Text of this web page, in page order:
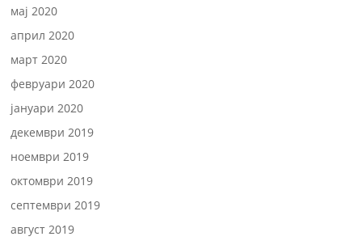
мај 2020
април 2020
март 2020
февруари 2020
јануари 2020
декември 2019
ноември 2019
октомври 2019
септември 2019
август 2019